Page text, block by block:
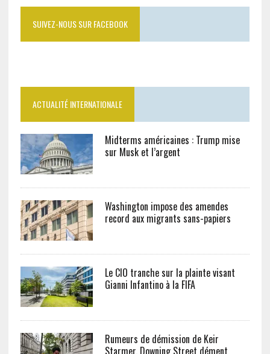
SUIVEZ-NOUS SUR FACEBOOK
ACTUALITÉ INTERNATIONALE
Midterms américaines : Trump mise
sur Musk et l’argent
Washington impose des amendes
record aux migrants sans-papiers
Le CIO tranche sur la plainte visant
Gianni Infantino à la FIFA
Rumeurs de démission de Keir
Starmer, Downing Street dément